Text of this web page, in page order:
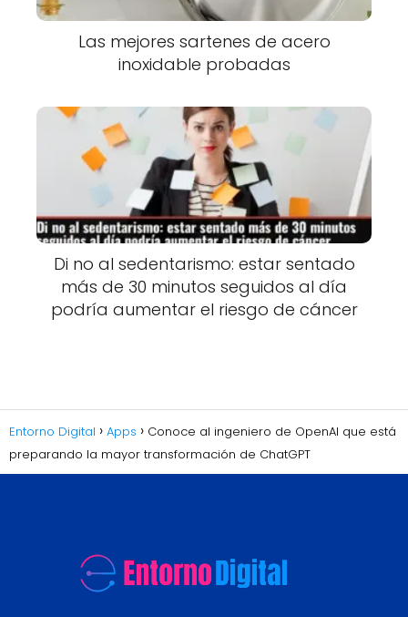
Las mejores sartenes de acero
inoxidable probadas
Di no al sedentarismo: estar sentado
más de 30 minutos seguidos al día
podría aumentar el riesgo de cáncer
Entorno Digital Apps
Conoce al ingeniero de OpenAI que está
preparando la mayor transformación de ChatGPT